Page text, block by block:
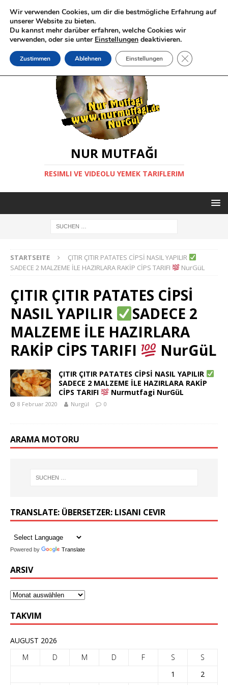
NUR MUTFAĞI
RESIMLI VE VIDEOLU YEMEK TARIFLERIM
STARTSEITE
ÇITIR ÇITIR PATATES CİPSİ NASIL YAPILIR
SADECE 2 MALZEME İLE HAZIRLARA RAKİP CİPS TARIFI
NurGüL
ÇITIR ÇITIR PATATES CİPSİ
NASIL YAPILIR
SADECE 2
MALZEME İLE HAZIRLARA
RAKİP CİPS TARIFI
NurGüL
ÇITIR ÇITIR PATATES CİPSİ NASIL YAPILIR
SADECE 2 MALZEME İLE HAZIRLARA RAKİP
CİPS TARIFI
Nurmutfagi NurGüL
8 Februar 2020 Nurgül 0
ARAMA MOTORU
TRANSLATE: ÜBERSETZER: LISANI CEVIR
Powered by Translate
ARSIV
TAKVIM
AUGUST 2026
M
D M D F S
S
1
2
Wir verwenden Cookies, um dir die bestmögliche Erfahrung auf
unserer Website zu bieten.
Du kannst mehr darüber erfahren, welche Cookies wir
verwenden, oder sie unter Einstellungen deaktivieren.
Zustimmen Ablehnen Einstellungen GDPR